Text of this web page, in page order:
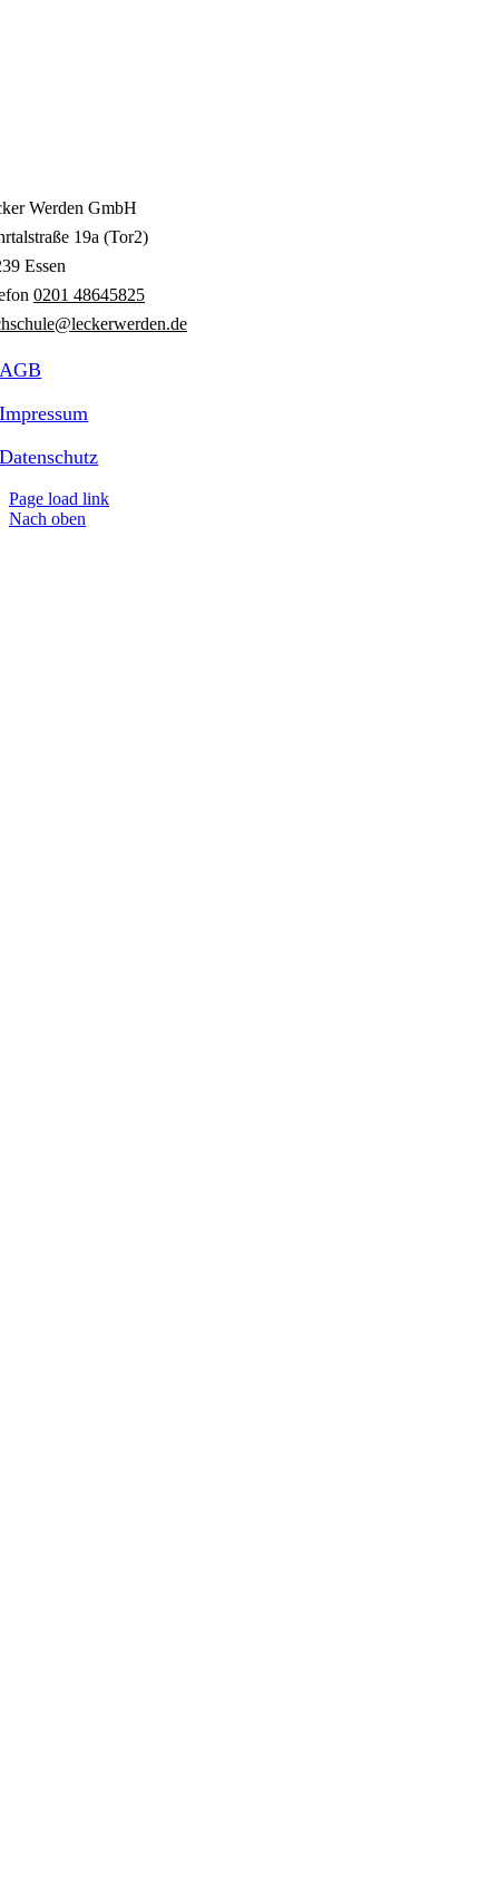
Werden GmbH
19a (Tor2)
Essen
0201 48645825
AGB
Impressum
Datenschutz
Page load link
Nach oben